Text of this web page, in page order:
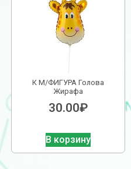
К М/ФИГУРА Голова
Жирафа
30.00₽
В корзину